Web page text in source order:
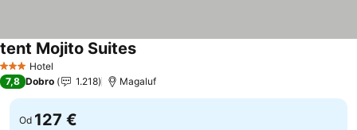
3 Zvezdice
Hotel
tent Mojito SuitesPogledaj cene
7,8 Dobro 1.218 Magaluf
Od 127 €